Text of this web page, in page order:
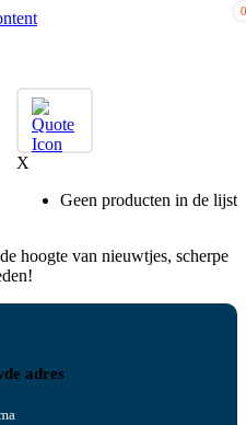
0
X
Geen producten in de lijst
hoogte van nieuwtjes, scherpe
adres